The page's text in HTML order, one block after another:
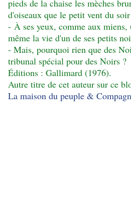
pieds de la chaise les mèches
d'oiseaux que le petit vent du
- À ses yeux, comme aux miens,
même la vie d'un de ses petits
- Mais, pourquoi rien que des
tribunal spécial pour des Noirs ?
Éditions : Gallimard (1976).
Autre titre de cet auteur sur ce
La maison du peuple &